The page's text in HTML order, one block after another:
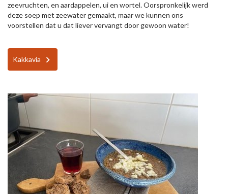
zeevruchten, en aardappelen, ui en wortel. Oorspronkelijk werd
deze soep met zeewater gemaakt, maar we kunnen ons
voorstellen dat u dat liever vervangt door gewoon water!
Kakkavia